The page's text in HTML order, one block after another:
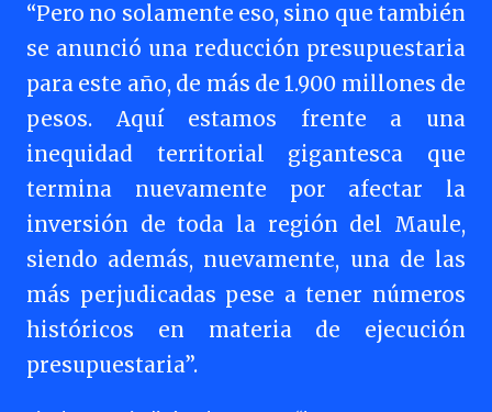
“Pero no solamente eso, sino que también
se anunció una reducción presupuestaria
para este año, de más de 1.900 millones de
pesos. Aquí estamos frente a una
inequidad territorial gigantesca que
termina nuevamente por afectar la
inversión de toda la región del Maule,
siendo además, nuevamente, una de las
más perjudicadas pese a tener números
históricos en materia de ejecución
presupuestaria”.